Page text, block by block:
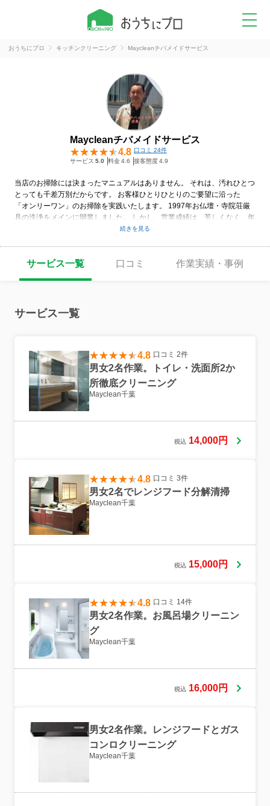
おうちにプロ キッチンクリーニング Maycleanチバメイドサービス
Maycleanチバメイドサービス
4.8 口コミ 24件
サービス 5.0 料金4.6 接客態度4.9
当店のお掃除には決まったマニュアルはありません。 それは、汚れひとつ
とっても千差万別だからです。 お客様ひとりひとりのご要望に沿った
「オンリーワン」のお掃除を実践いたします。 1997年お仏壇・寺院荘厳
具の洗浄をメインに開業しました。 しかし、営業成績は、芳しくなく、年
間1～2件の実績でした。 数年右往左往しておりました。 懇意にしていた
繰り返しご依頼を受けるようになりました。今では、7割近くのお客様
サービス一覧 口コミ 作業実績・事例
サービス一覧
4.8 口コミ 2件
男女2名作業。トイレ・洗面所2か
所徹底クリーニング
Mayclean千葉
税込 14,000円
4.8 口コミ 3件
男女2名でレンジフード分解清掃
Mayclean千葉
税込 15,000円
4.8 口コミ 14件
男女2名作業。お風呂場クリーニン
グ
Mayclean千葉
税込 16,000円
男女2名作業。レンジフードとガス
コンロクリーニング
Mayclean千葉